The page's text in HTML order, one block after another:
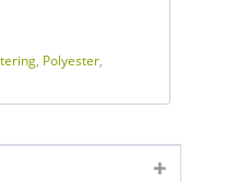
, Polyester,